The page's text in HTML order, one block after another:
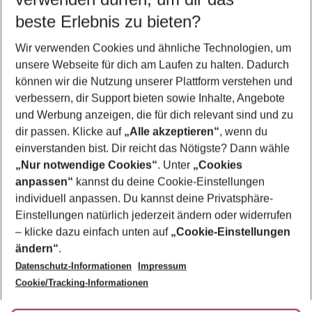
5-8 Nächte
2 Erwachsene Keine Kinder
Mehr Filter anzeigen
Footer
Footer navigation
Über uns
AGB
Bestpreisgarantie
Cookie-Einstellungen ändern
Cookie-Richtlinie
Agenturbetreuung
Barrierefreies Reisen
Folge uns
beste Erlebnis zu bieten?
Wir verwenden Cookies und ähnliche Technologien, um
unsere Webseite für dich am Laufen zu halten. Dadurch
können wir die Nutzung unserer Plattform verstehen und
verbessern, dir Support bieten sowie Inhalte, Angebote
und Werbung anzeigen, die für dich relevant sind und zu
dir passen. Klicke auf „Alle akzeptieren“, wenn du
einverstanden bist. Dir reicht das Nötigste? Dann wähle
„Nur notwendige Cookies“. Unter „Cookies
anpassen“ kannst du deine Cookie-Einstellungen
individuell anpassen. Du kannst deine Privatsphäre-
Einstellungen natürlich jederzeit ändern oder widerrufen
– klicke dazu einfach unten auf „Cookie-Einstellungen
ändern“.
Datenschutz-Informationen
Impressum
Cookie/Tracking-Informationen